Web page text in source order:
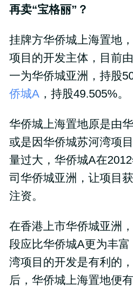
再卖“宝格丽”？
挂牌方华侨城上海置地
项目的开发主体，目前
一为华侨城亚洲，持股
侨城A，持股49.505%。
华侨城上海置地原是由
或是因华侨城苏河湾项
量过大，华侨城A在
司华侨城亚洲，让项目
注资。
在香港上市华侨城亚洲
段应比华侨城A更为丰
湾项目的开发是有利的
后，华侨城上海置地便